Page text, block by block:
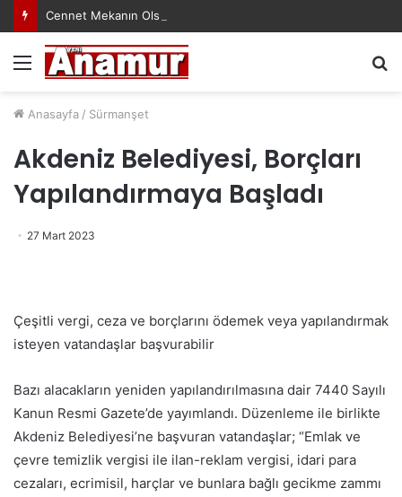
Cennet Mekanın Olsun Duygu Öksüz Canova
Menü
Anasayfa / Sürmanşet
Akdeniz Belediyesi, Borçları
Yapılandırmaya Başladı
27 Mart 2023
Çeşitli vergi, ceza ve borçlarını ödemek veya yapılandırmak
isteyen vatandaşlar başvurabilir
Bazı alacakların yeniden yapılandırılmasına dair 7440 Sayılı
Kanun Resmi Gazete’de yayımlandı. Düzenleme ile birlikte
Akdeniz Belediyesi’ne başvuran vatandaşlar; “Emlak ve
çevre temizlik vergisi ile ilan-reklam vergisi, idari para
cezaları, ecrimisil, harçlar ve bunlara bağlı gecikme zammı